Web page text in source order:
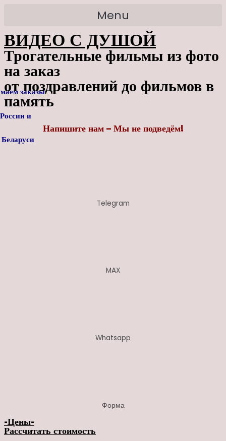
Menu
ВИДЕО С ДУШОЙ
Трогательные фильмы из фото
на заказ
от поздравлений до фильмов в
память
заказы
и
Напишите нам – Мы не подведём!
Telegram
MAX
Whatsapp
Форма
-Цены-
Рассчитать стоимость